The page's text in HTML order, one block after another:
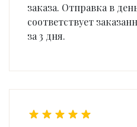
заказа. Отправка в
соответствует
за 3 дня.